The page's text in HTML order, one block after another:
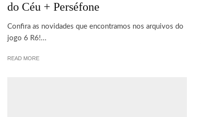
do Céu + Perséfone
Confira as novidades que encontramos nos arquivos do
jogo 6 R6!...
READ MORE